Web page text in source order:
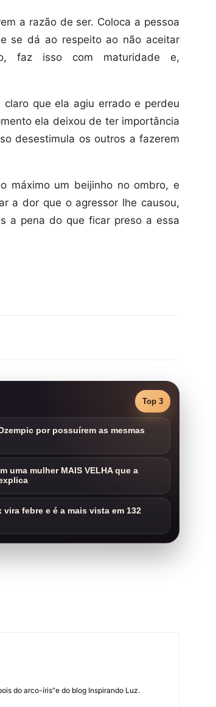
a razão de ser. Coloca a pessoa
se dá ao respeito ao não aceitar
faz isso com maturidade e,
que ela agiu errado e perdeu
ela deixou de ter importância
desestimula os outros a fazerem
máximo um beijinho no ombro, e
a dor que o agressor lhe causou,
a pena do que ficar preso a essa
Top 3
por possuírem as mesmas
uma mulher MAIS VELHA que a
febre e é a mais vista em 132
do arco-íris"e do blog Inspirando Luz.